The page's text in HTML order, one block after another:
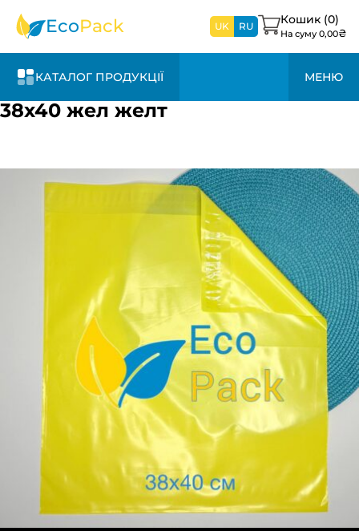
часом
EcoPack UK RU Кошик (0)
На суму 0,00₴
КАТАЛОГ ПРОДУКЦІЇ МЕНЮ
38х40 жел желт